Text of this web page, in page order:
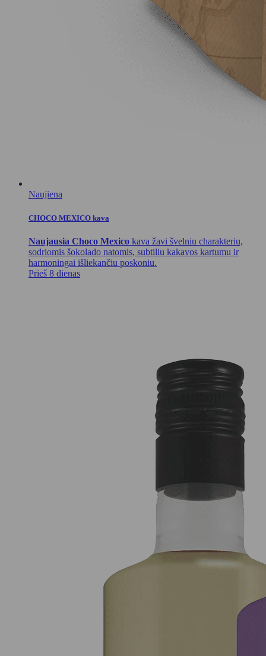
Naujiena
CHOCO MEXICO kava
Naujausia Choco Mexico kava žavi švelniu charakteriu,
sodriomis šokolado natomis, subtiliu kakavos kartumu ir
harmoningai išliekančiu poskoniu.
Prieš 8 dienas